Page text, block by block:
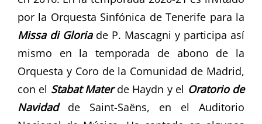
por la Orquesta Sinfónica de Tenerife para la
Missa di Gloriade P. Mascagni y participa así
mismo en la temporada de abono de la
Orquesta y Coro de la Comunidad de Madrid,
con el Stabat Materde Haydn y el Oratorio de
Navidadde Saint-Saëns, en el Auditorio